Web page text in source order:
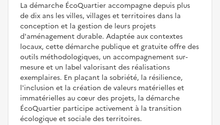
La démarche ÉcoQuartier accompagne depuis plus
de dix ans les villes, villages et territoires dans la
conception et la gestion de leurs projets
d'aménagement durable. Adaptée aux contextes
locaux, cette démarche publique et gratuite offre des
outils méthodologiques, un accompagnement sur-
mesure et un label valorisant des réalisations
exemplaires. En plaçant la sobriété, la résilience,
l'inclusion et la création de valeurs matérielles et
immatérielles au cœur des projets, la démarche
ÉcoQuartier participe activement à la transition
écologique et sociale des territoires.